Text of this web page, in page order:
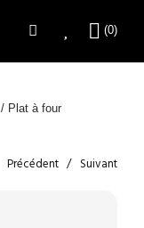
/ Plat à four
Précédent Suivant